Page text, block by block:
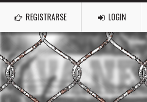
REGISTRARSE LOGIN